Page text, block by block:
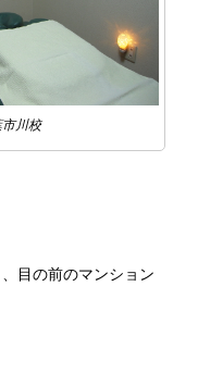
市川校
目の前のマンション